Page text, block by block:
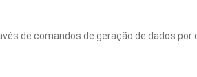
de comandos de geração de dados por